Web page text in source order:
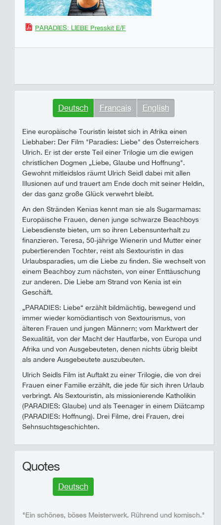
PARADIES: LIEBE Presskit E/F
Deutsch Francais English
Eine europäische Touristin leistet sich in Afrika einen
Liebhaber: Der Film "Paradies: Liebe" des Österreichers
Ulrich. Er ist der erste Teil einer Trilogie um die ewigen
christlichen Dogmen „Liebe, Glaube und Hoffnung".
Gewohnt mitleidslos räumt Ulrich Seidl dabei mit allen
Illusionen auf und trauert am Ende doch mit seiner Heldin,
der das ganz große Glück verwehrt bleibt.
An den Stränden Kenias kennt man sie als Sugarmamas:
Europäische Frauen, denen junge schwarze Beachboys
Liebesdienste bieten, um so ihren Lebensunterhalt zu
finanzieren. Teresa, 50-jährige Wienerin und Mutter einer
pubertierenden Tochter, reist als Sextouristin in das
Urlaubsparadies, um die Liebe zu finden. Sie wechselt von
einem Beachboy zum nächsten, von einer Enttäuschung
zur anderen. Die Liebe am Strand von Kenia ist ein
Geschäft.
„PARADIES: Liebe“ erzählt bildmächtig, bewegend und
immer wieder komödiantisch von Sextourismus, von
älteren Frauen und jungen Männern; vom Marktwert der
Sexualität, von der Macht der Hautfarbe, von Europa und
Afrika und von Ausgebeuteten, denen nichts übrig bleibt
als andere Ausgebeutete auszubeuten.
Ulrich Seidls Film ist Auftakt zu einer Trilogie, die von drei
Frauen einer Familie erzählt, die jede für sich ihren Urlaub
verbringt. Als Sextouristin, als missionierende Katholikin
(PARADIES: Glaube) und als Teenager in einem Diätcamp
(PARADIES: Hoffnung). Drei Filme, drei Frauen, drei
Sehnsuchtsgeschichten.
Quotes
Deutsch
"Ein schönes, böses Meisterwerk. Rührend und komisch."